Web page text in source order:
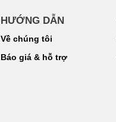
HƯỚNG DẪN
Về chúng tôi
Báo giá & hỗ trợ